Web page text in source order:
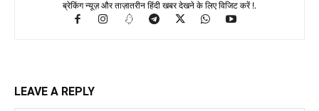
ब्रेकिंग न्यूज़ और ताज़ातरीन हिंदी खबर देखने के लिए विजिट करें !.
LEAVE A REPLY